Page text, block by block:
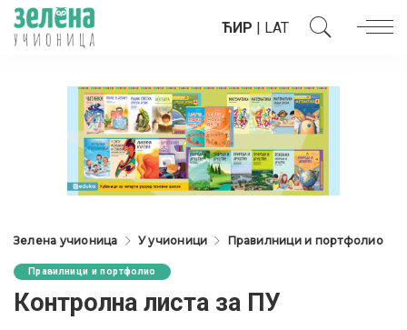
ЋИР | LAT
Зелена учионица У учионици Правилници и портфолио
Правилници и портфолио
Контролна листа за ПУ